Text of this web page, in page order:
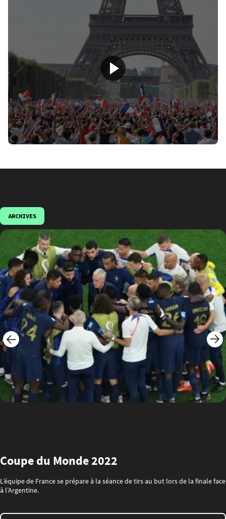
ARCHIVES
Coupe du Monde 2022
L’équipe de France se prépare à la séance de tirs au but lors de la finale face
à l’Argentine.